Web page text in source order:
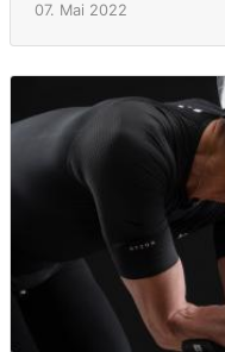
07. Mai 2022